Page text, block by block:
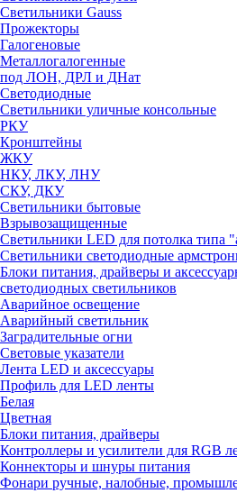
Светильники Gauss
Прожекторы
Галогеновые
Металлогалогенные
под ЛОН, ДРЛ и ДНат
Светодиодные
Светильники уличные консольные
РКУ
Кронштейны
ЖКУ
НКУ, ЛКУ, ЛНУ
СКУ, ДКУ
Светильники бытовые
Взрывозащищенные
Светильники LED для потолка типа
Светильники светодиодные
Блоки питания, драйверы и
светодиодных светильников
Аварийное освещение
Аварийный светильник
Заградительные огни
Световые указатели
Лента LED и аксессуары
Профиль для LED ленты
Белая
Цветная
Блоки питания, драйверы
Контроллеры и усилители для RGB
Коннекторы и шнуры питания
Фонари ручные, налобные,